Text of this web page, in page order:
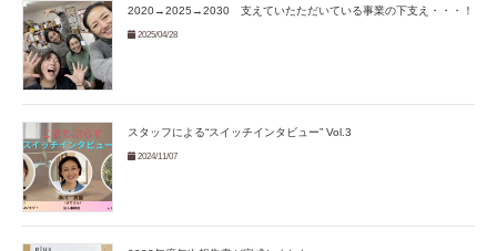
2020→2025→2030 支えていたただいている事業の下支え・・・！
2025/04/28
スタッフによる“スイッチインタビュー” Vol.3
2024/11/07